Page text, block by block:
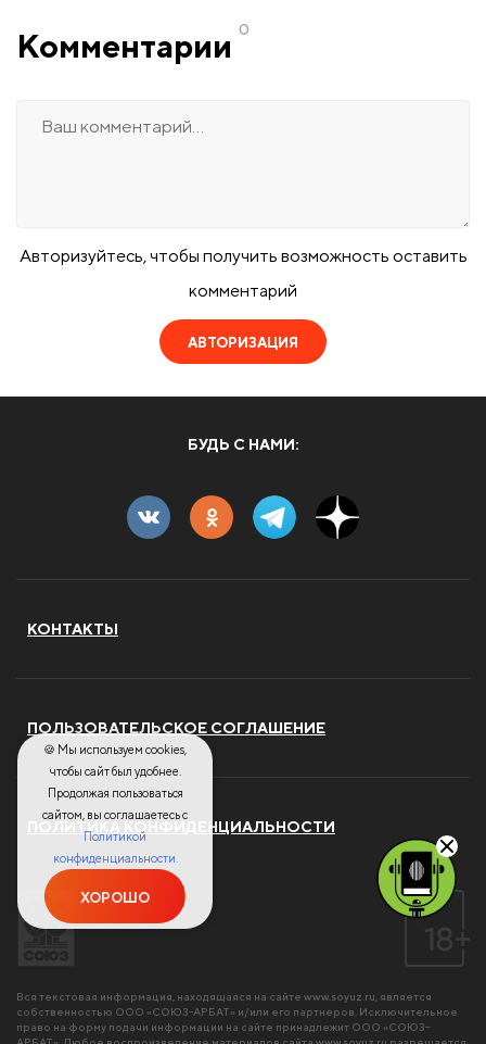
Комментарии 0
Авторизуйтесь, чтобы получить возможность оставить
комментарий
АВТОРИЗАЦИЯ
БУДЬ С НАМИ:
КОНТАКТЫ
ПОЛЬЗОВАТЕЛЬСКОЕ СОГЛАШЕНИЕ
ПОЛИТИКА КОНФИДЕНЦИАЛЬНОСТИ
Вся текстовая информация, находящаяся на сайте www.soyuz.ru , является
собственностью ООО «СОЮЗ-АРБАТ» и/или его партнеров. Исключительное
право на форму подачи информации на сайте принадлежит ООО «СОЮЗ-
🍪 Мы используем cookies,
чтобы сайт был удобнее.
Продолжая пользоваться
сайтом, вы соглашаетесь с
Политикой
конфиденциальности.
ХОРОШО